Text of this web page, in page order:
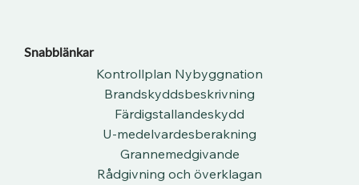
Snabblänkar
Kontrollplan Nybyggnation
Brandskyddsbeskrivning
Färdigstallandeskydd
U-medelvardesberakning
Grannemedgivande
Rådgivning och överklagan